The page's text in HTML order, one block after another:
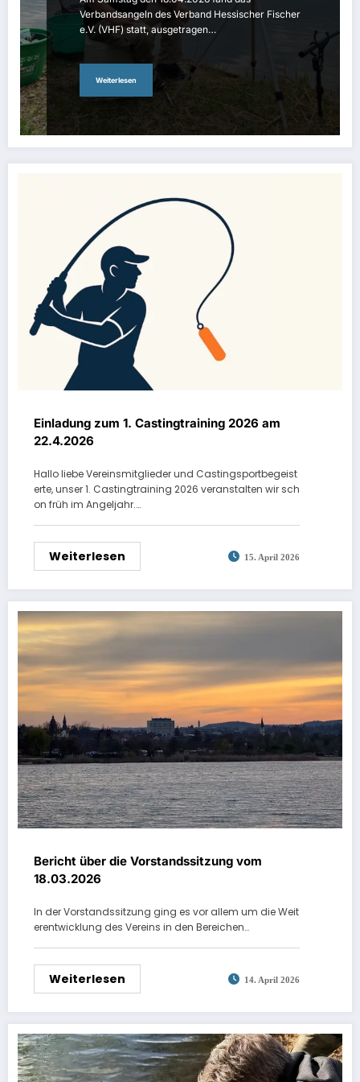
Verbandsangeln des Verband Hessischer Fischer
e.V. (VHF) statt, ausgetragen…
Weiterlesen
Einladung zum 1. Castingtraining 2026 am
22.4.2026
Hallo liebe Vereinsmitglieder und Castingsportbegeist
erte, unser 1. Castingtraining 2026 veranstalten wir sch
on früh im Angeljahr.…
Weiterlesen 15. April 2026
Bericht über die Vorstandssitzung vom
18.03.2026
In der Vorstandssitzung ging es vor allem um die Weit
erentwicklung des Vereins in den Bereichen…
Weiterlesen 14. April 2026